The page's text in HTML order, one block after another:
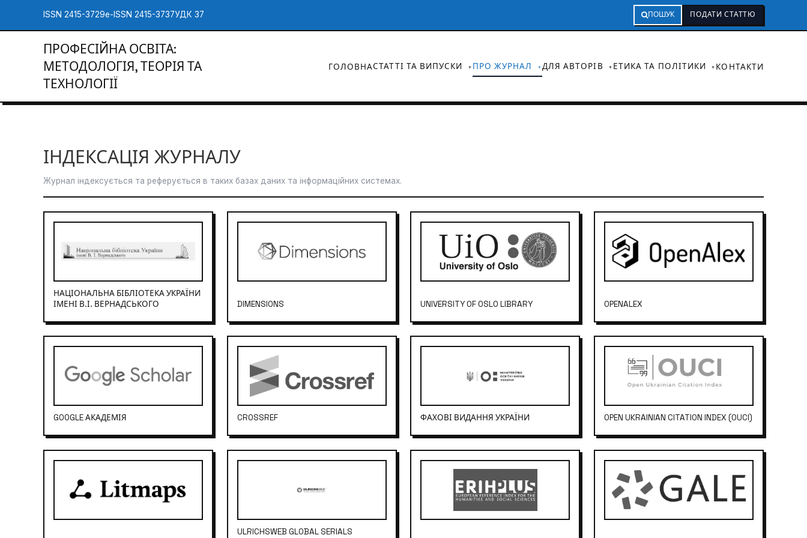
ISSN 2415-3729e-ISSN 2415-3737УДК 37 ПОШУК ПОДАТИ СТАТТЮ
ПРОФЕСІЙНА ОСВІТА:
МЕТОДОЛОГІЯ, ТЕОРІЯ ТА
ТЕХНОЛОГІЇ
ГОЛОВНАСТАТТІ ТА ВИПУСКИ ПРО ЖУРНАЛ ДЛЯ АВТОРІВ ЕТИКА ТА ПОЛІТИКИ КОНТАКТИ
ІНДЕКСАЦІЯ ЖУРНАЛУ
Журнал індексується та реферується в таких базах даних та інформаційних системах.
НАЦІОНАЛЬНА БІБЛІОТЕКА УКРАЇНИ
ІМЕНІ В.І. ВЕРНАДСЬКОГО
DIMENSIONS UNIVERSITY OF OSLO LIBRARY OPENALEX
GOOGLE АКАДЕМІЯ CROSSREF ФАХОВІ ВИДАННЯ УКРАЇНИ OPEN UKRAINIAN CITATION INDEX (OUCI)
ULRICHSWEB GLOBAL SERIALS